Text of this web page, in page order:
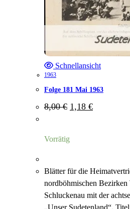
Schnellansicht
1963
Folge 181 Mai 1963
8,00€ Ursprünglicher
Preis
1,18 €Aktueller
Vorrätig
Blätter für die
nordböhmischen
Schluckenau mit der
„Unser Sudetenland“.